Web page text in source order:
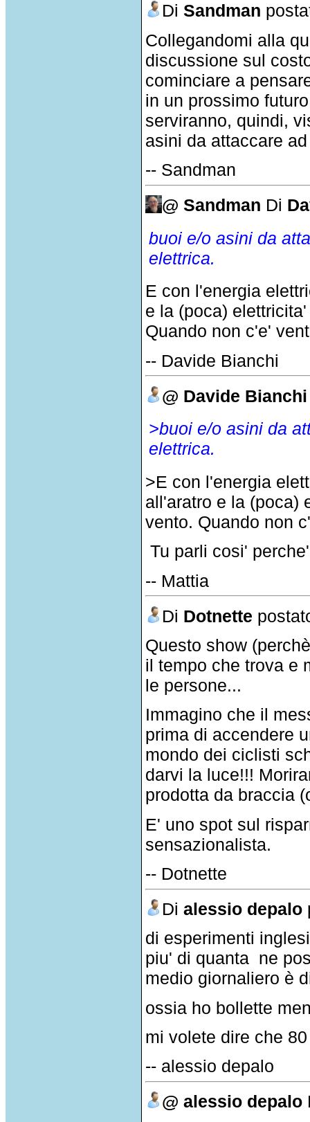
DiSandman
Collegandomi alla
discussione sul
cominciare a
in un prossimo
serviranno, quindi,
asini da attaccare
-- Sandman
@ Sandman Di
buoi e/o asini da
elettrica.
E con l'energia
e la (poca)
Quando non c'e'
-- Davide Bianchi
@ Davide Bianchi
>buoi e/o asini da
elettrica.
>E con l'energia
all'aratro e la (poca)
vento. Quando non
Tu parli cosi'
-- Mattia
Di Dotnette
Questo show
il tempo che trova e
le persone...
Immagino che il
prima di accendere
mondo dei ciclisti
darvi la luce!!!
prodotta da braccia
E' uno spot sul
sensazionalista.
-- Dotnette
Dialessio depalo
di esperimenti
piu' di quanta ne
medio giornaliero è
ossia ho bollette
mi volete dire che
-- alessio depalo
@ alessio depalo